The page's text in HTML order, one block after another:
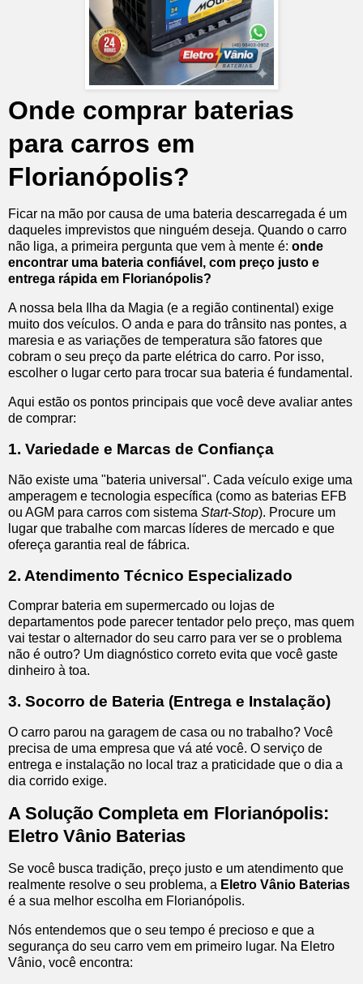
Onde comprar baterias
para carros em
Florianópolis?
Ficar na mão por causa de uma bateria descarregada é um
daqueles imprevistos que ninguém deseja. Quando o carro
não liga, a primeira pergunta que vem à mente é: onde
encontrar uma bateria confiável, com preço justo e
entrega rápida em Florianópolis?
A nossa bela Ilha da Magia (e a região continental) exige
muito dos veículos. O anda e para do trânsito nas pontes, a
maresia e as variações de temperatura são fatores que
cobram o seu preço da parte elétrica do carro. Por isso,
escolher o lugar certo para trocar sua bateria é fundamental.
Aqui estão os pontos principais que você deve avaliar antes
de comprar:
1. Variedade e Marcas de Confiança
Não existe uma "bateria universal". Cada veículo exige uma
amperagem e tecnologia específica (como as baterias EFB
ou AGM para carros com sistema Start-Stop). Procure um
lugar que trabalhe com marcas líderes de mercado e que
ofereça garantia real de fábrica.
2. Atendimento Técnico Especializado
Comprar bateria em supermercado ou lojas de
departamentos pode parecer tentador pelo preço, mas quem
vai testar o alternador do seu carro para ver se o problema
não é outro? Um diagnóstico correto evita que você gaste
dinheiro à toa.
3. Socorro de Bateria (Entrega e Instalação)
O carro parou na garagem de casa ou no trabalho? Você
precisa de uma empresa que vá até você. O serviço de
entrega e instalação no local traz a praticidade que o dia a
dia corrido exige.
A Solução Completa em Florianópolis:
Eletro Vânio Baterias
Se você busca tradição, preço justo e um atendimento que
realmente resolve o seu problema, a Eletro Vânio Baterias
é a sua melhor escolha em Florianópolis.
Nós entendemos que o seu tempo é precioso e que a
segurança do seu carro vem em primeiro lugar. Na Eletro
Vânio, você encontra: